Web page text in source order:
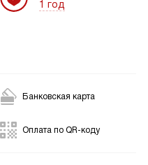
1 год
Банковская карта
Оплата по QR-коду